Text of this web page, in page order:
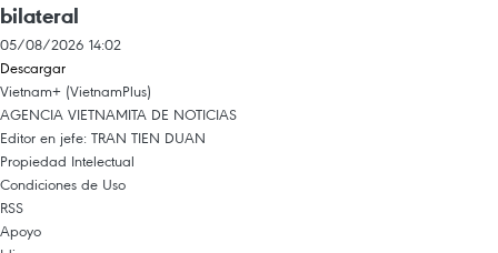
bilateral
05/08/2026 14:02
Descargar
Vietnam+ (VietnamPlus)
AGENCIA VIETNAMITA DE NOTICIAS
Editor en jefe: TRAN TIEN DUAN
Propiedad Intelectual
Condiciones de Uso
RSS
Apoyo